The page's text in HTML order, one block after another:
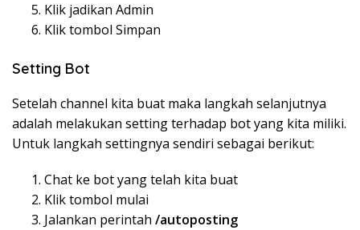
Klik jadikan Admin
Klik tombol Simpan
Setting Bot
Setelah channel kita buat maka langkah selanjutnya
adalah melakukan setting terhadap bot yang kita miliki.
Untuk langkah settingnya sendiri sebagai berikut:
Chat ke bot yang telah kita buat
Klik tombol mulai
Jalankan perintah /autoposting